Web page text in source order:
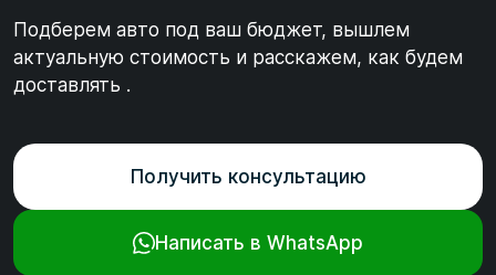
Подберем авто под ваш бюджет, вышлем
актуальную стоимость и расскажем, как будем
доставлять .
Получить консультацию
Написать в WhatsApp